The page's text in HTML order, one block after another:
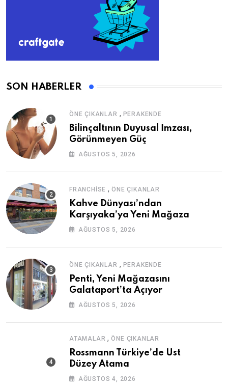
SON HABERLER
ÖNE ÇIKANLAR , PERAKENDE
Bilinçaltının Duyusal İmzası,
Görünmeyen Güç
AĞUSTOS 5, 2026
FRANCHISE ,ÖNE ÇIKANLAR
Kahve Dünyası’ndan
Karşıyaka’ya Yeni Mağaza
AĞUSTOS 5, 2026
ÖNE ÇIKANLAR , PERAKENDE
Penti, Yeni Mağazasını
Galataport’ta Açıyor
AĞUSTOS 5, 2026
ATAMALAR ,ÖNE ÇIKANLAR
Rossmann Türkiye’de Üst
Düzey Atama
AĞUSTOS 4, 2026